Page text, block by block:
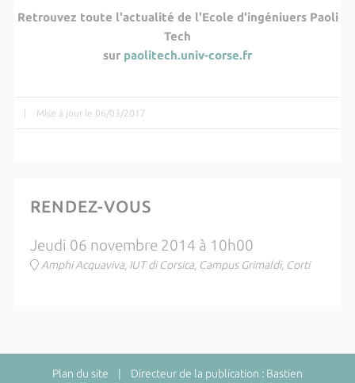
Retrouvez toute l'actualité de l'Ecole d'ingéniuers Paoli
Tech
sur paolitech.univ-corse.fr
| Mise à jour le 06/03/2017
RENDEZ-VOUS
Jeudi 06 novembre 2014 à 10h00
Amphi Acquaviva, IUT di Corsica, Campus Grimaldi, Corti
Plan du site | Directeur de la publication : Bastien